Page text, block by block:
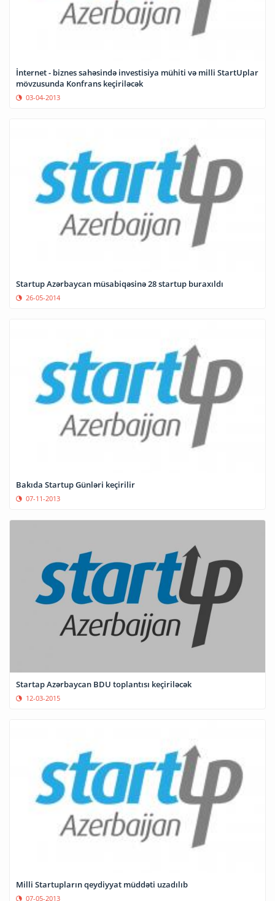
İnternet - biznes sahəsində investisiya mühiti və milli StartUplar
mövzusunda Konfrans keçiriləcək
03-04-2013
Startup Azərbaycan müsabiqəsinə 28 startup buraxıldı
26-05-2014
Bakıda Startup Günləri keçirilir
07-11-2013
Startap Azərbaycan BDU toplantısı keçiriləcək
12-03-2015
Milli Startupların qeydiyyat müddəti uzadılıb
07-05-2013